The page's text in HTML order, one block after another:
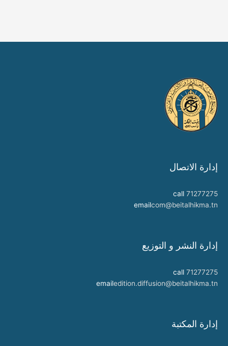
إدارة الاتصال
call 71277275
emailcom@beitalhikma.tn
إدارة النشر و التوزيع
call 71277275
emailedition.diffusion@beitalhikma.tn
إدارة المكتبة